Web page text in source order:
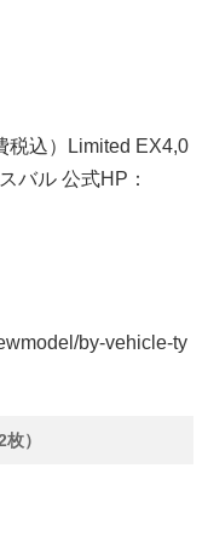
税込）Limited EX4,0
バル 公式HP：
by-vehicle-ty
）